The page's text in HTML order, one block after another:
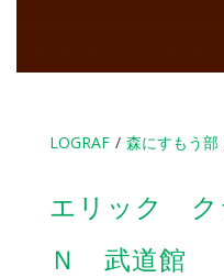
LOGRAF 森にすもう部
エリック ク
Ｎ 武道館